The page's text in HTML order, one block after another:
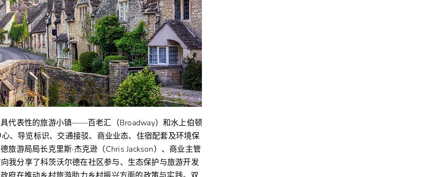
代表性的旅游小镇——百老汇（Broadway）和水上伯顿
、导览标识、交通接驳、商业业态、住宿配套及环境保
旅游局局长克里斯·杰克逊（Chris Jackson）、商业主管
我分享了科茨沃尔德在社区参与、生态保护与旅游开发